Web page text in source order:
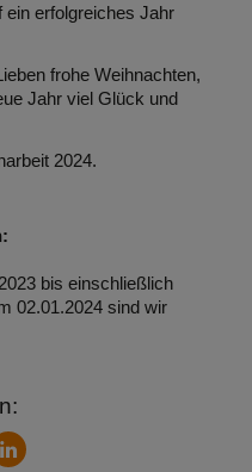
ein erfolgreiches Jahr
frohe Weihnachten,
Jahr viel Glück und
2024.
bis einschließlich
02.01.2024 sind wir
LinkedIn